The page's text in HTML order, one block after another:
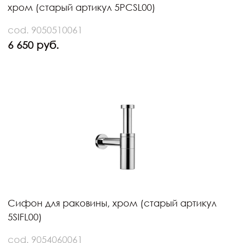
хром (старый артикул 5PCSL00)
cod. 9050510061
6 650 руб.
Сифон для раковины, хром (старый артикул
5SIFL00)
cod. 9054060061